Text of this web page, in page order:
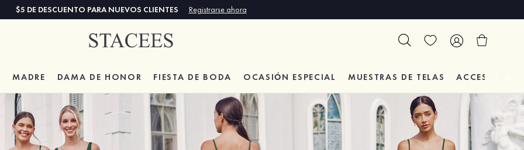
$5 DE DESCUENTO PARA NUEVOS CLIENTES Registrarse ahora
MADRE DAMA DE HONOR FIESTA DE BODA OCASIÓN ESPECIAL MUESTRAS DE TELAS ACCESORIOS